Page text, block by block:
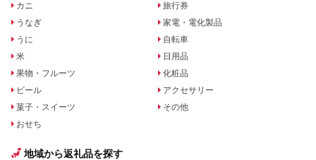
カニ
うなぎ
うに
米
果物・フルーツ
ビール
菓子・スイーツ
おせち
旅行券
家電・電化製品
自転車
日用品
化粧品
アクセサリー
その他
地域から返礼品を探す